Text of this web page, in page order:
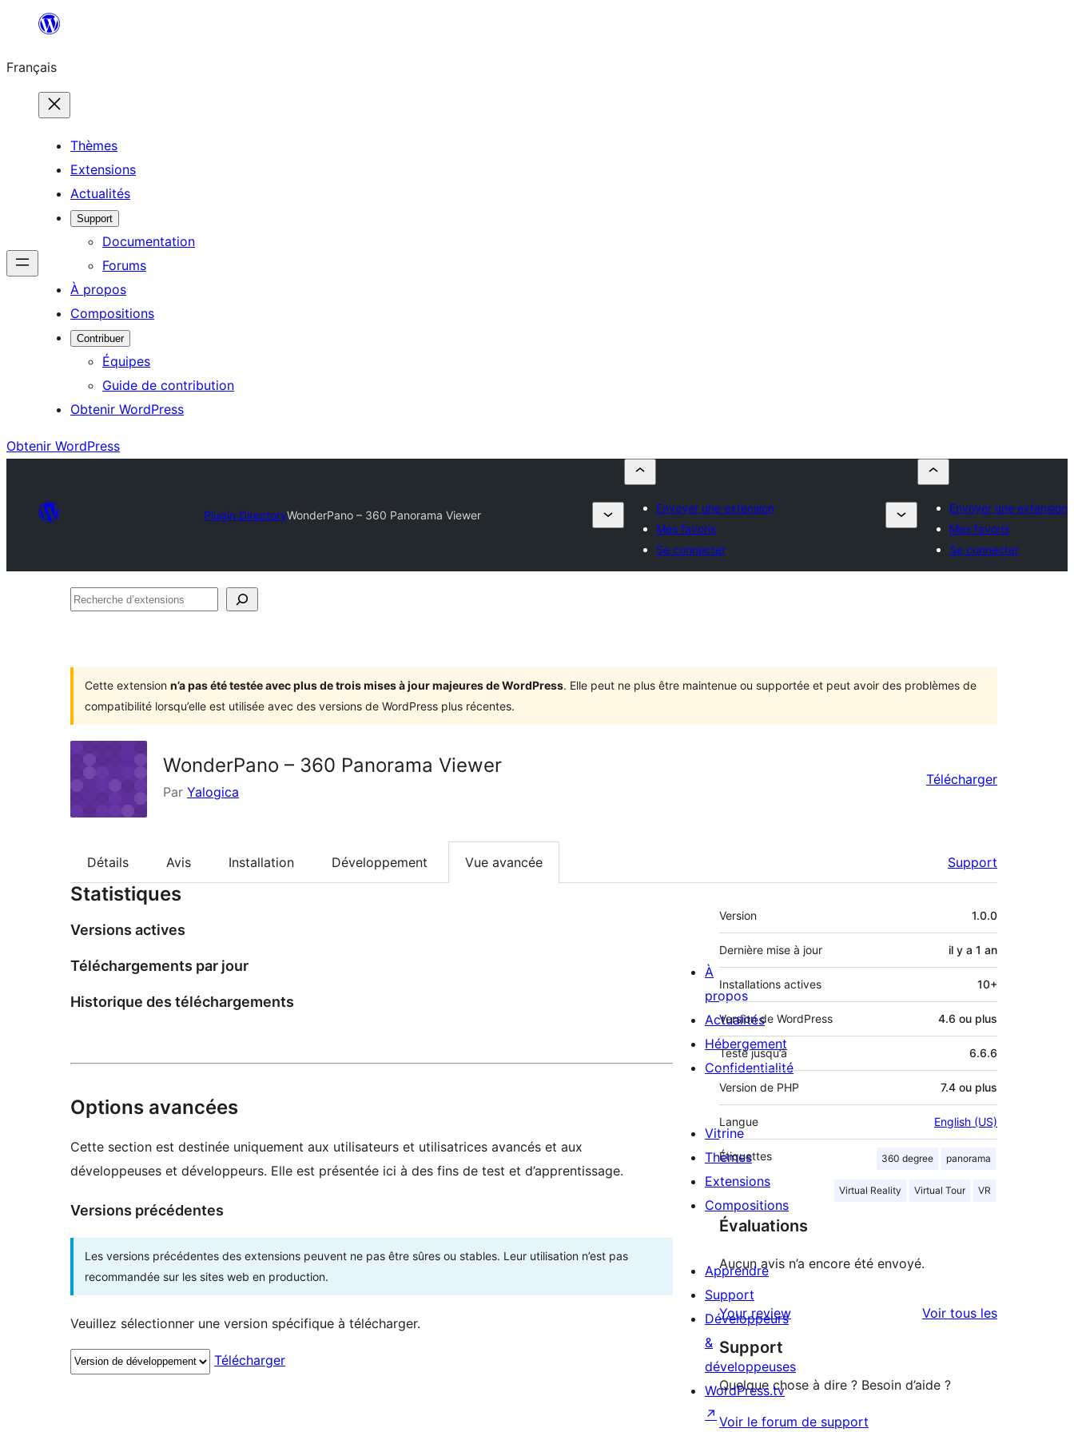
contenu
Français
Thèmes
Extensions
Actualités
Support
Documentation
Forums
À propos
Compositions
Contribuer
Équipes
Guide de contribution
Obtenir WordPress
Obtenir WordPress
Plugin DirectoryWonderPano – 360 Panorama Viewer
Envoyer une extension
Mes favoris
Se connecter
Envoyer une extension
Mes favoris
Se connecter
Recherche
Cette extension n’a pas été testée avec plus de trois mises à jour majeures de WordPress. Elle peut ne plus être maintenue ou supportée et peut avoir des problèmes de
compatibilité lorsqu’elle est utilisée avec des versions de WordPress plus récentes.
WonderPano – 360 Panorama Viewer
Par Yalogica
Télécharger
Détails Avis Installation Développement Vue avancée Support
Statistiques
Versions actives
Téléchargements par jour
Historique des téléchargements
Options avancées
Cette section est destinée uniquement aux utilisateurs et utilisatrices avancés et aux
développeuses et développeurs. Elle est présentée ici à des fins de test et d’apprentissage.
Versions précédentes
Les versions précédentes des extensions peuvent ne pas être sûres ou stables. Leur utilisation n’est pas
recommandée sur les sites web en production.
Veuillez sélectionner une version spécifique à télécharger.
Télécharger
Méta
Version 1.0.0
Dernière mise à jour il y a 1 an
Installations actives 10+
Version de WordPress 4.6 ou plus
Testé jusqu’à 6.6.6
Version de PHP 7.4 ou plus
Langue English (US)
Étiquettes 360 degree panorama
Virtual Reality Virtual Tour VR
Évaluations
Aucun avis n’a encore été envoyé.
Your review Voir tous lesavis
Support
Quelque chose à dire ? Besoin d’aide ?
Voir le forum de support
À
propos
Actualités
Hébergement
Confidentialité
Vitrine
Thèmes
Extensions
Compositions
Apprendre
Support
Développeurs
&
développeuses
WordPress.tv
↗